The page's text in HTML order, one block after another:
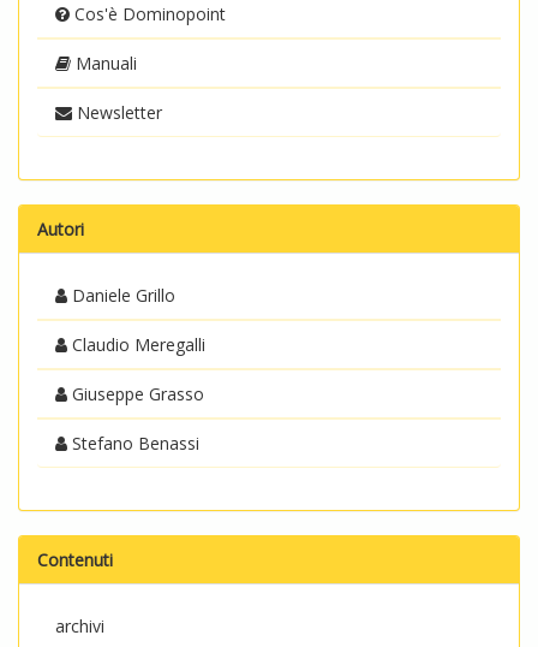
Cos'è Dominopoint
Manuali
Newsletter
Autori
Daniele Grillo
Claudio Meregalli
Giuseppe Grasso
Stefano Benassi
Contenuti
archivi